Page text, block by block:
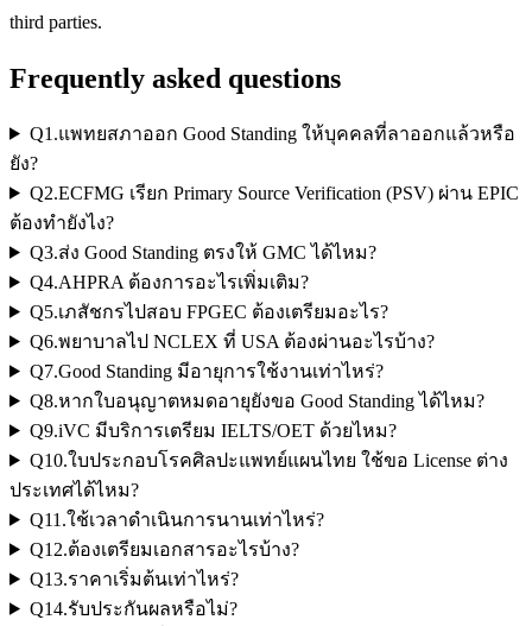
third parties.
Frequently asked questions
Q1 .แพทยสภาออก Good Standing ให้บุคคลที่ลาออกแล้วหรือ
ยัง?
Q2.ECFMG เรียก Primary Source Verification (PSV) ผ่าน EPIC
ต้องทำยังไง?
Q3.ส่ง Good Standing ตรงให้ GMC ได้ไหม?
Q4.AHPRA ต้องการอะไรเพิ่มเติม?
Q5.เภสัชกรไปสอบ FPGEC ต้องเตรียมอะไร?
Q6.พยาบาลไป NCLEX ที่ USA ต้องผ่านอะไรบ้าง?
Q7.Good Standing มีอายุการใช้งานเท่าไหร่?
Q8.หากใบอนุญาตหมดอายุยังขอ Good Standing ได้ไหม?
Q9.iVC มีบริการเตรียม IELTS/OET ด้วยไหม?
Q10.ใบประกอบโรคศิลปะแพทย์แผนไทย ใช้ขอ License ต่าง
ประเทศได้ไหม?
Q11 .ใช้เวลาดำเนินการนานเท่าไหร่?
Q12.ต้องเตรียมเอกสารอะไรบ้าง?
Q13.ราคาเริ่มต้นเท่าไหร่?
Q14.รับประกันผลหรือไม่?